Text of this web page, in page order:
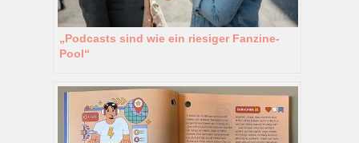
„Podcasts sind wie ein riesiger Fanzine-
Pool“